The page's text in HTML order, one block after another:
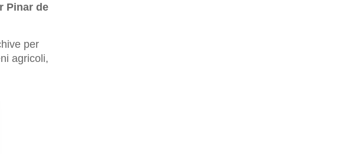
Pinar de
per
agricoli,